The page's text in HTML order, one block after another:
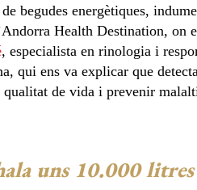
begudes energètiques,
Health Destination, on
, especialista en rinologia i
qui ens va explicar que
de vida i prevenir
uns 10.000 litres